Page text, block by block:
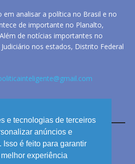
e tecnologias de terceiros
anúncios e
Isso é feito para garantir
experiência
em analisar a política no Brasil e no
de importante no Planalto,
de notícias importantes no
nos estados, Distrito Federal